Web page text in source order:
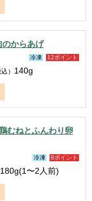
からあげ
12ポイント
冷凍
込） 140g
むねとふんわり卵
8ポイント
冷凍
180g(1〜2人前)